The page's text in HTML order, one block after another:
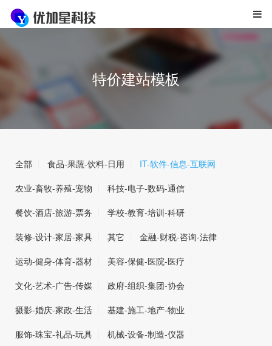
特价建站模板
全部 食品-果蔬-饮料-日用
IT-软件-信息-互联网
农业-畜牧-养殖-宠物
科技-电子-数码-通信
餐饮-酒店-旅游-票务
学校-教育-培训-科研
装修-设计-家居-家具
其它
金融-财税-咨询-法律
运动-健身-体育-器材
美容-保健-医院-医疗
文化-艺术-广告-传媒
政府-组织-集团-协会
摄影-婚庆-家政-生活
基建-施工-地产-物业
服饰-珠宝-礼品-玩具
机械-设备-制造-仪器